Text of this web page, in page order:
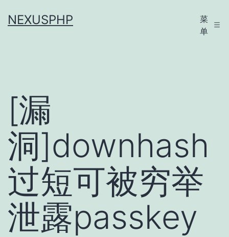
至NEXUSPHP
菜
单
[漏
洞]downhash
过短可被穷举
泄露passkey